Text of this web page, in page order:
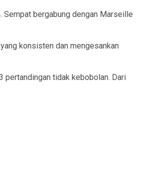
bergabung dengan Marseille
konsisten dan mengesankan
pertandingan tidak kebobolan. Dari